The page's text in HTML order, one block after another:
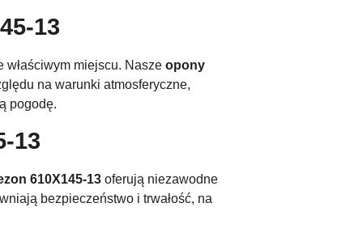
13
właściwym miejscu. Nasze opony
na warunki atmosferyczne,
pogodę.
13
610X145-13 oferują niezawodne
bezpieczeństwo i trwałość, na